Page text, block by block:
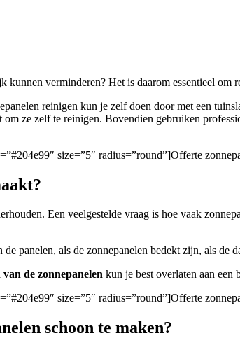
verminderen? Het is daarom essentieel
reinigen kun je zelf doen door met een
ze zelf te reinigen. Bovendien gebruiken
size=”5″ radius=”round”]Offerte
Een veelgestelde vraag is hoe vaak
panelen, als de zonnepanelen bedekt zijn, als de
van de zonnepanelen kun je best overlaten aan een
size=”5″ radius=”round”]Offerte
schoon te maken?